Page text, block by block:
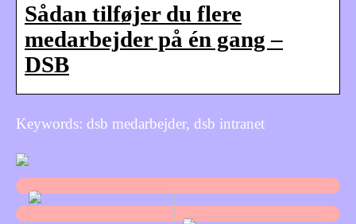
Sådan tilføjer du flere
medarbejder på én gang –
DSB
Keywords: dsb medarbejder, dsb intranet